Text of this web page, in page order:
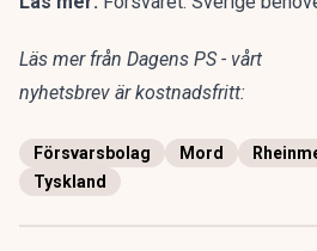
Läs mer från Dagens PS - vårt
nyhetsbrev är kostnadsfritt:
Försvarsbolag Mord
Tyskland